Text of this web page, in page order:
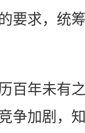
要求，统
年未有之
争加剧，